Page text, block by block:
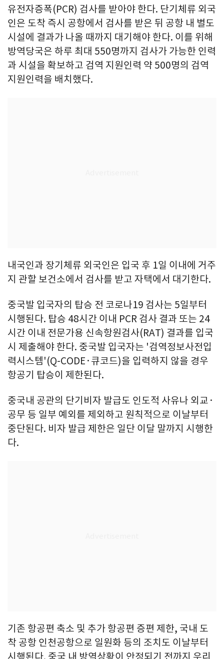
유전자증폭(PCR) 검사를 받아야 한다. 단기체류 외국
인은 도착 즉시 공항에서 검사를 받은 뒤 공항 내 별도
시설에 결과가 나올 때까지 대기해야 한다. 이를 위해
방역당국은 하루 최대 550명까지 검사가 가능한 인력
과 시설을 확보하고 검역 지원인력 약 500명의 검역
지원인력을 배치했다.
내국인과 장기체류 외국인은 입국 후 1일 이내에 거주
지 관할 보건소에서 검사를 받고 자택에서 대기한다.
중국발 입국자의 탑승 전 코로나19 검사는 5일부터
시행된다. 탑승 48시간 이내 PCR 검사 결과 또는 24
시간 이내 전문가용 신속항원검사(RAT) 결과를 입국
시 제출해야 한다. 중국발 입국자는 '검역정보사전입
력시스템'(Q-CODE·큐코드)을 입력하지 않을 경우
항공기 탑승이 제한된다.
중국내 공관의 단기비자 발급도 인도적 사유나 외교·
공무 등 일부 예외를 제외하고 원칙적으로 이날부터
중단된다. 비자 발급 제한은 일단 이달 말까지 시행한
다.
기존 항공편 축소 및 추가 항공편 증편 제한, 국내 도
착 공항 인천공항으로 일원화 등의 조치도 이날부터
시행된다. 중국 내 방역상황이 안정되기 전까지 우리